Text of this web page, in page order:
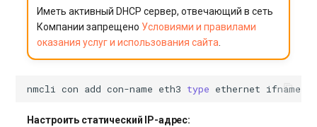
Иметь активный DHCP сервер, отвечающий в сеть
Компании запрещено Условиями и правилами
оказания услуг и использования сайта.
nmcli con add con-name eth3 type ethernet ifname
Настроить статический IP-адрес: